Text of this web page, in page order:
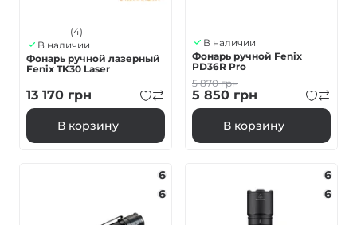
(4)
В наличии
Фонарь ручной лазерный
Fenix ​​TK30 Laser
13 170 грн
В корзину
В наличии
Фонарь ручной Fenix
PD36R Pro
5 870грн
5 850 грн
В корзину
6
6
6
6